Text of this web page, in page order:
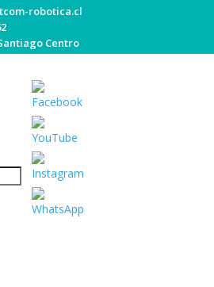
robotica.cl
Centro
Set
Youtube